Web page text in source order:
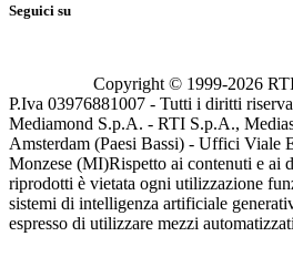
Seguici su
Copyright © 1999-2026
P.Iva 03976881007 - Tutti i diritti
Mediamond S.p.A. - RTI S.p.A.,
Amsterdam (Paesi Bassi) - Uffici Viale
Monzese (MI)Rispetto ai contenuti e ai
riprodotti è vietata ogni utilizzazione
sistemi di intelligenza artificiale
espresso di utilizzare mezzi